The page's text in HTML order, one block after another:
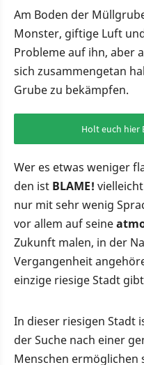
Am Boden der
Monster, giftige Luft
Probleme auf ihn, aber
sich zusammengetan
Grube zu bekämpfen.
Holt euch hier
Wer es etwas weniger
den ist BLAME!
nur mit sehr wenig
vor allem auf seine
Zukunft malen, in der
Vergangenheit
einzige riesige Stadt
In dieser riesigen Stadt
der Suche nach einer
Menschen ermöglichen